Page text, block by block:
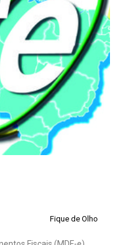
Fique de Olho